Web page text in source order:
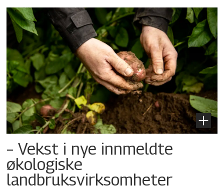
– Vekst i nye innmeldte
økologiske
landbruksvirksomheter